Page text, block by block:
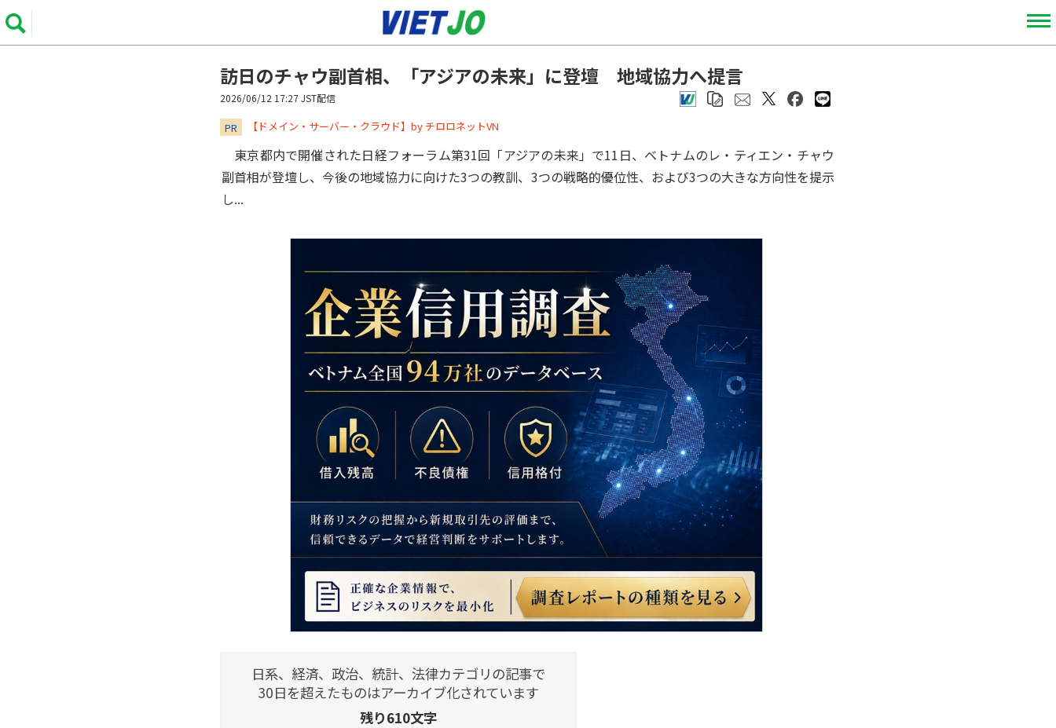
訪日のチャウ副首相、「アジアの未来」に登壇 地域協力へ提言
2026/06/12 17:27 JST配信
PR ​​​​​​​【ドメイン・サーバー・クラウド】by チロロネットVN
東京都内で開催された日経フォーラム第31回「アジアの未来」で11日、ベトナムのレ・ティエン・チャウ
副首相が登壇し、今後の地域協力に向けた3つの教訓、3つの戦略的優位性、および3つの大きな方向性を提示
し...
日系、経済、政治、統計、法律カテゴリの記事で
30日を超えたものはアーカイブ化されています
残り610文字